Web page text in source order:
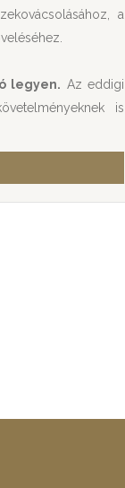
a
legyen. Az eddigi
is